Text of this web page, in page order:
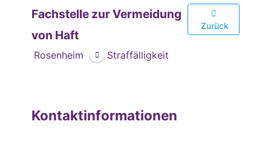
Fachstelle zur Vermeidung
von Haft
Rosenheim Straffälligkeit
Zurück
Kontaktinformationen